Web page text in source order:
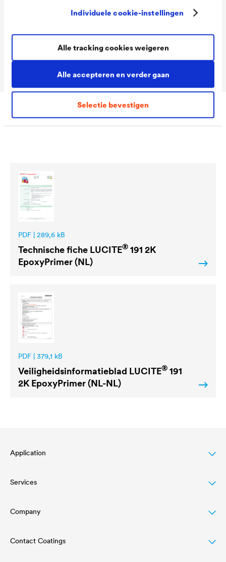
Individuele cookie-instellingen
Alle accepteren en verder gaan
Selectie bevestigen
Alle tracking cookies weigeren
Wit / RAL 7001 Zilvergrijs
verharder / 2,50 kg Basis +
0,50 kg verharder
Downloads
PDF | 289,6 kB
Technische fiche LUCITE® 191 2K
EpoxyPrimer (NL)
PDF | 379,1 kB
Veiligheidsinformatieblad LUCITE® 191
2K EpoxyPrimer (NL-NL)
Application
Wood varnish
Agriculture
Automotive
Services
Download
Referenties
Company
Structure
Contact Coatings